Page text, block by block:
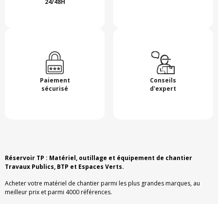
24/48H
Paiement
sécurisé
Conseils
d'expert
Réservoir TP : Matériel, outillage et équipement de chantier
Travaux Publics, BTP et Espaces Verts.
Acheter votre matériel de chantier parmi les plus grandes marques, au
meilleur prix et parmi 4000 références.